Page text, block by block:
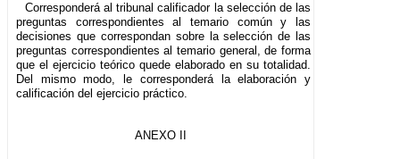
Corresponderá al tribunal calificador la selección de las
preguntas correspondientes al temario común y las
decisiones que correspondan sobre la selección de las
preguntas correspondientes al temario general, de forma
que el ejercicio teórico quede elaborado en su totalidad.
Del mismo modo, le corresponderá la elaboración y
calificación del ejercicio práctico.
ANEXO II